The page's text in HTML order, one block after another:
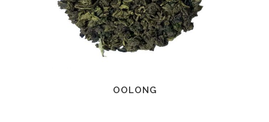
OOLONG